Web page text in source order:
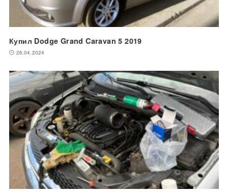
Купил Dodge Grand Caravan 5 2019
26.04.2024